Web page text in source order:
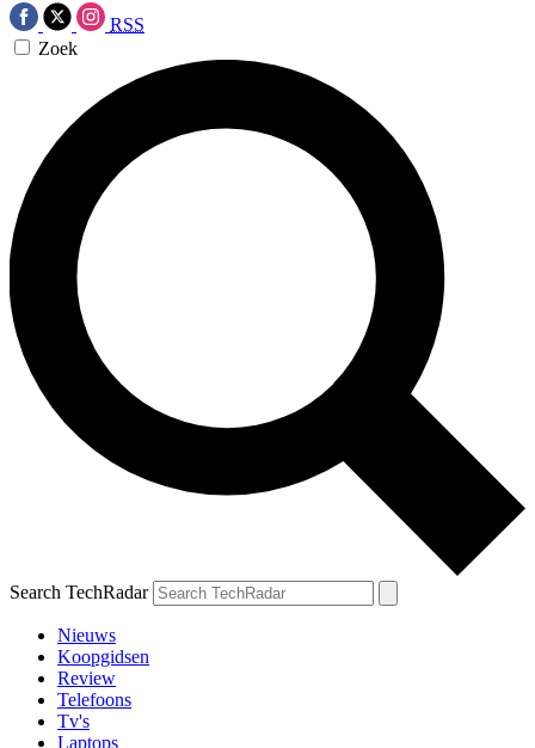
RSS
Zoek
Search TechRadar
Nieuws
Koopgidsen
Review
Telefoons
Tv's
Laptops